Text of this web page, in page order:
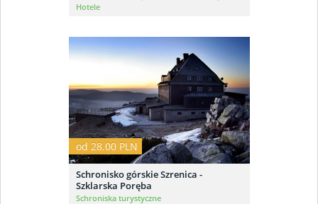
Hotele
od 28.00 PLN
Schronisko górskie Szrenica -
Szklarska Poręba
Schroniska turystyczne